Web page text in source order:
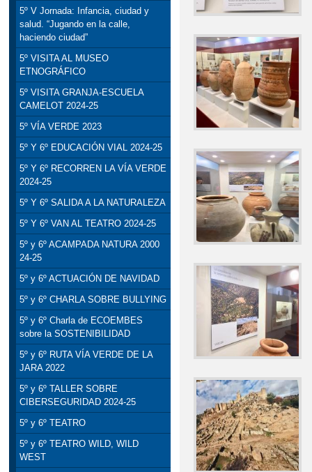
5º V Jornada: Infancia, ciudad y
salud. “Jugando en la calle,
haciendo ciudad”
5º VISITA AL MUSEO
ETNOGRÁFICO
5º VISITA GRANJA-ESCUELA
CAMELOT 2024-25
5º VÍA VERDE 2023
5º Y 6º EDUCACIÓN VIAL 2024-25
5º Y 6º RECORREN LA VÍA VERDE
2024-25
5º Y 6º SALIDA A LA NATURALEZA
5º Y 6º VAN AL TEATRO 2024-25
5º y 6º ACAMPADA NATURA 2000
24-25
5º y 6º ACTUACIÓN DE NAVIDAD
5º y 6º CHARLA SOBRE BULLYING
5º y 6º Charla de ECOEMBES
sobre la SOSTENIBILIDAD
5º y 6º RUTA VÍA VERDE DE LA
JARA 2022
5º y 6º TALLER SOBRE
CIBERSEGURIDAD 2024-25
5º y 6º TEATRO
5º y 6º TEATRO WILD, WILD
WEST